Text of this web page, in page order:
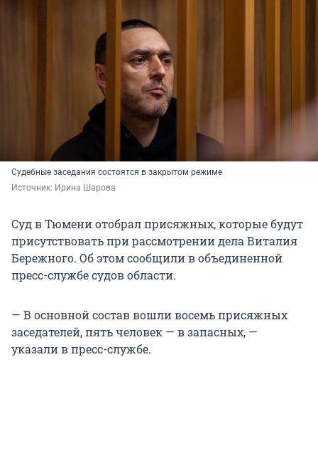
Судебные заседания состоятся в закрытом режиме
Источник: Ирина Шарова
Суд в Тюмени отобрал присяжных, которые будут
присутствовать при рассмотрении дела Виталия
Бережного. Об этом сообщили в объединенной
пресс-службе судов области.
— В основной состав вошли восемь присяжных
заседателей, пять человек — в запасных, —
указали в пресс-службе.